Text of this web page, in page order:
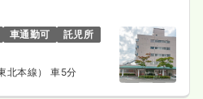
車通勤可
託児所
北本線） 車5分